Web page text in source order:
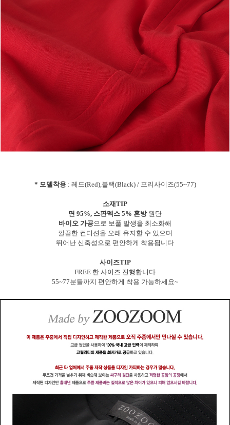
* 모델착용: 레드(Red),블랙(Black) / 프리사이즈(55~77)
소재TIP
면 95%, 스판덱스 5% 혼방원단
바이오 가공으로 보풀 발생을 최소화해
깔끔한 컨디션을 오래 유지할 수 있으며
뛰어난 신축성으로 편안하게 착용됩니다
사이즈TIP
FREE 한 사이즈 진행합니다
55~77분들까지 편안하게 착용 가능하세요~